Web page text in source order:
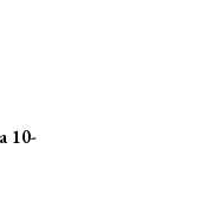
10-